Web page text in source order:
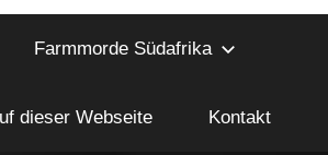
Farmmorde Südafrika
dieser Webseite Kontakt